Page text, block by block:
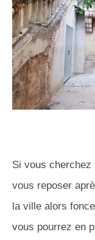
Si vous cherchez
vous reposer
la ville alors
vous pourrez en